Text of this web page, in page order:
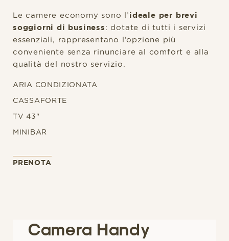
Le camere economy sono l’ideale per brevi
soggiorni di business: dotate di tutti i servizi
essenziali, rappresentano l’opzione più
conveniente senza rinunciare al comfort e alla
qualità del nostro servizio.
ARIA CONDIZIONATA
CASSAFORTE
TV 43"
MINIBAR
PRENOTA
Camera Handy